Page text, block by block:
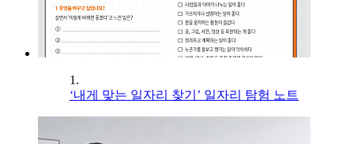
1.
‘내게 맞는 일자리 찾기’ 일자리 탐험 노트